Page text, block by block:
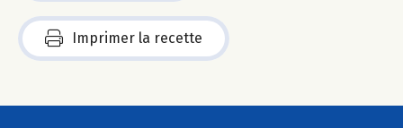
Imprimer la recette